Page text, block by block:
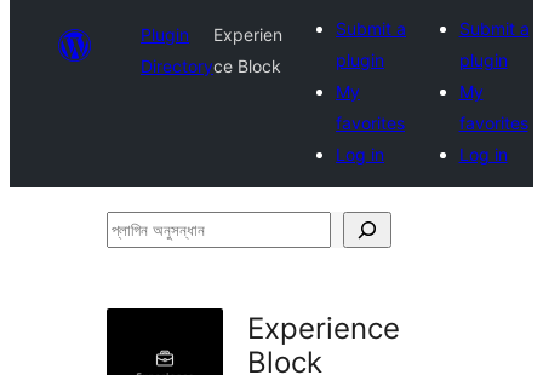
Plugin
Directory
Experien
ce Block
Submit a
plugin
My
favorites
Log in
Submit a
plugin
My
favorites
Log in
প্লাগিন
Experience
Block